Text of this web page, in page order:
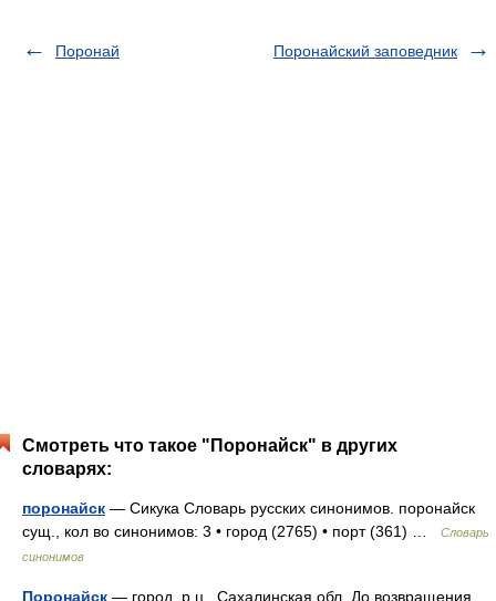
Поронай Поронайский заповедник
Смотреть что такое "Поронайск" в других
словарях:
поронайск — Сикука Словарь русских синонимов. поронайск
сущ., кол во синонимов: 3 • город (2765) • порт (361) …
Словарь
синонимов
Поронайск — город, р.ц., Сахалинская обл. До возвращения